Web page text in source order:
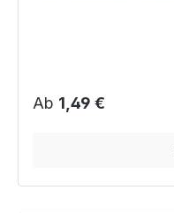
Regulärer Preis:
Ab 1,49 €